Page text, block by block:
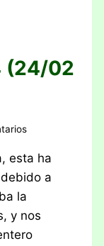
(24/02
esta ha
a
la
y nos